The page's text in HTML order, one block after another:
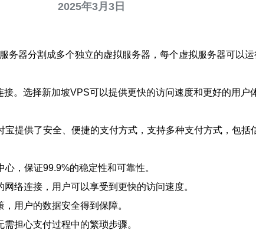
2025年3月3日
器分割成多个独立的虚拟服务器，每个虚拟服务器可以
。选择新加坡VPS可以提供更快的访问速度和更好的用
提供了安全、便捷的支付方式，支持多种支付方式，包
，保证99.9%的稳定性和可靠性。
络连接，用户可以享受到更快的访问速度。
用户的数据安全得到保障。
担心支付过程中的繁琐步骤。